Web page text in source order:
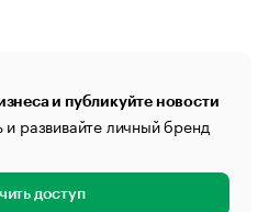
и публикуйте новости
развивайте личный бренд
доступ